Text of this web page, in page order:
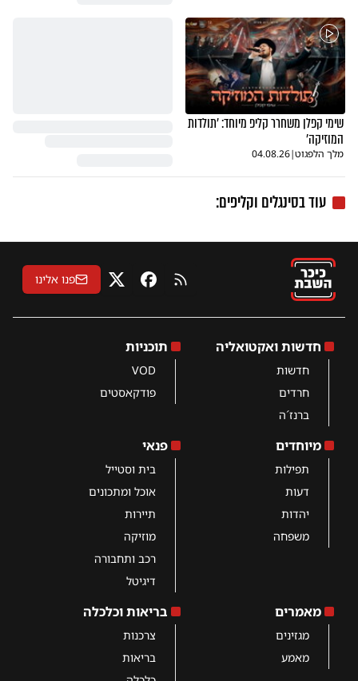
שימי קפלן משחרר קליפ מיוחד: 'תולדות
המוזיקה'
מלך הלפגוט|
04.08.26
עוד בסינגלים וקליפים:
RSS פייסבוקX פנו אלינו
חדשות ואקטואליה
חדשות
חרדים
ברנז´ה
תוכניות
VOD
פודקאסטים
מיוחדים
תפילות
דעות
יהדות
משפחה
פנאי
בית וסטייל
אוכל ומתכונים
תיירות
מוזיקה
רכב ותחבורה
דיגיטל
מאמרים
מגזינים
מאמע
בריאות וכלכלה
צרכנות
בריאות